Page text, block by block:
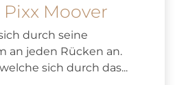
Moover
durch seine
an jeden Rücken an.
sich durch das...